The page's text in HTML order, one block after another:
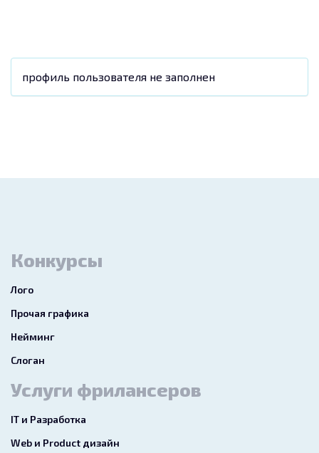
профиль пользователя не заполнен
Конкурсы
Лого
Прочая графика
Нейминг
Слоган
Услуги фрилансеров
IT и Разработка
Web и Product дизайн